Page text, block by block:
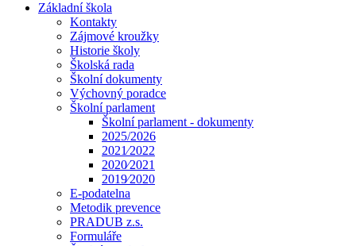
Základní škola
Kontakty
Zájmové kroužky
Historie školy
Školská rada
Školní dokumenty
Výchovný poradce
Školní parlament
Školní parlament - dokumenty
2025/2026
2021⁄2022
2020⁄2021
2019⁄2020
E-podatelna
Metodik prevence
PRADUB z.s.
Formuláře